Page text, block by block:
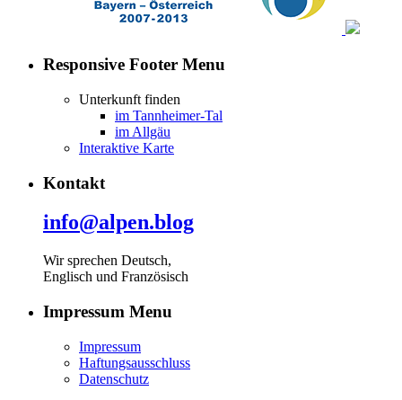
Responsive Footer Menu
Unterkunft finden
im Tannheimer-Tal
im Allgäu
Interaktive Karte
Kontakt
info@alpen.blog
Wir sprechen Deutsch,
Englisch und Französisch
Impressum Menu
Impressum
Haftungsausschluss
Datenschutz